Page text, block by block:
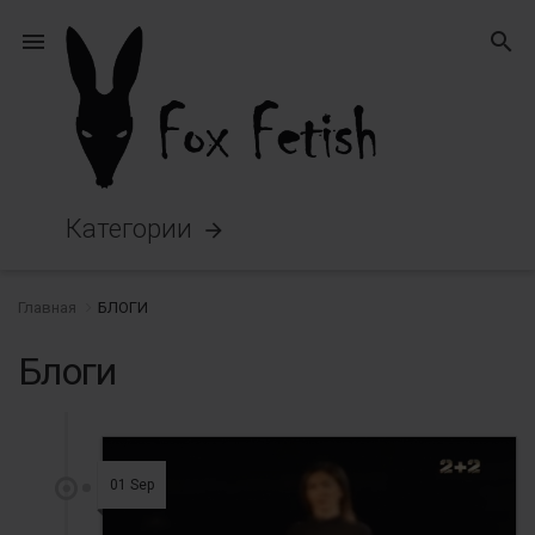
menu search
Категории arrow_forward
Главная БЛОГИ
Блоги
01 Sep